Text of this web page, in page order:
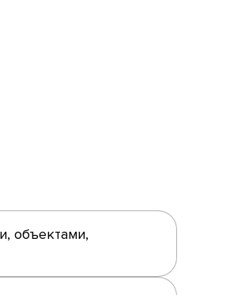
объектами,